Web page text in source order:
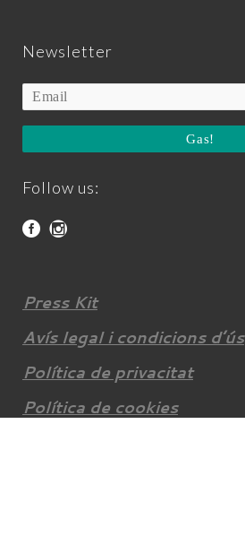
Newsletter
Gas!
Follow us:
Press Kit
Avís legal i condicions d’ús
Política de privacitat
Política de cookies